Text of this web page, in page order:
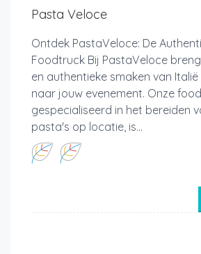
Pasta Veloce
Ontdek PastaVeloce: De
Foodtruck Bij PastaVeloce
en authentieke smaken van
naar jouw evenement. Onze
gespecialiseerd in het bereiden
pasta's op locatie, is...